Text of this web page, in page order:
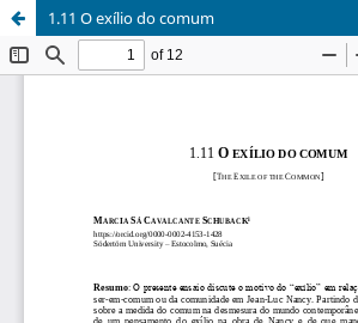
1.11 O exílio do comum